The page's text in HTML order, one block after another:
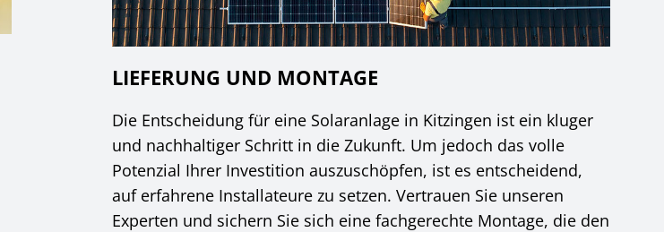
LIEFERUNG UND MONTAGE
Die Entscheidung für eine Solaranlage in Kitzingen ist ein kluger
und nachhaltiger Schritt in die Zukunft. Um jedoch das volle
Potenzial Ihrer Investition auszuschöpfen, ist es entscheidend,
auf erfahrene Installateure zu setzen. Vertrauen Sie unseren
Experten und sichern Sie sich eine fachgerechte Montage, die den